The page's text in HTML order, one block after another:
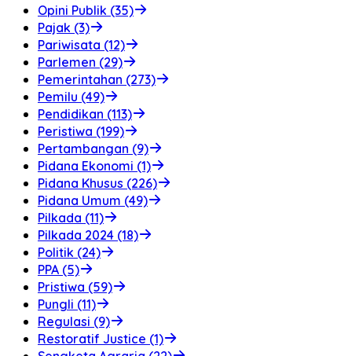
Opini Publik (35)
Pajak (3)
Pariwisata (12)
Parlemen (29)
Pemerintahan (273)
Pemilu (49)
Pendidikan (113)
Peristiwa (199)
Pertambangan (9)
Pidana Ekonomi (1)
Pidana Khusus (226)
Pidana Umum (49)
Pilkada (11)
Pilkada 2024 (18)
Politik (24)
PPA (5)
Pristiwa (59)
Pungli (11)
Regulasi (9)
Restoratif Justice (1)